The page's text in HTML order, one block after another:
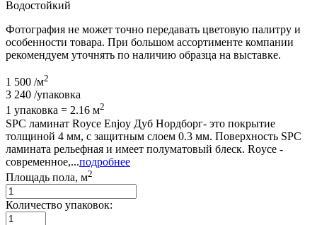
Водостойкий
Фотография не может точно передавать цветовую палитру и
особенности товара. При большом ассортименте компании
рекомендуем уточнять по наличию образца на выставке.
1 500 /м2
3 240 /упаковка
1 упаковка = 2.16 м2
SPC ламинат Royce Enjoy Дуб Нордборг- это покрытие
толщиной 4 мм, с защитным слоем 0.3 мм. Поверхность SPC
ламината рельефная и имеет полуматовый блеск. Royce -
современное,...подробнее
Площадь пола, м2
Количество упаковок: